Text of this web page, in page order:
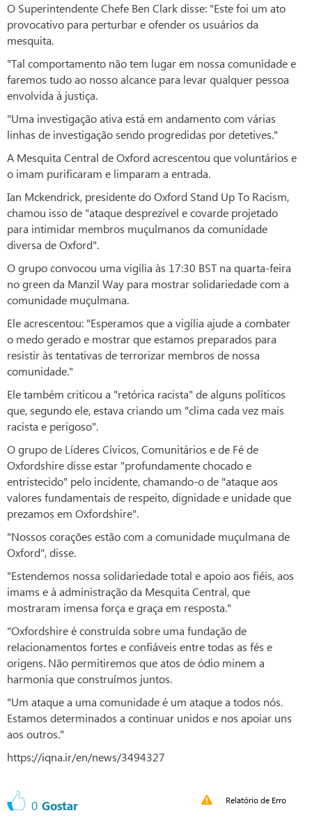
O Superintendente Chefe Ben Clark disse: "Este foi um ato
provocativo para perturbar e ofender os usuários da
mesquita.
"Tal comportamento não tem lugar em nossa comunidade e
faremos tudo ao nosso alcance para levar qualquer pessoa
envolvida à justiça.
"Uma investigação ativa está em andamento com várias
linhas de investigação sendo progredidas por detetives."
A Mesquita Central de Oxford acrescentou que voluntários e
o imam purificaram e limparam a entrada.
Ian Mckendrick, presidente do Oxford Stand Up To Racism,
chamou isso de "ataque desprezível e covarde projetado
para intimidar membros muçulmanos da comunidade
diversa de Oxford".
O grupo convocou uma vigília às 17:30 BST na quarta-feira
no green da Manzil Way para mostrar solidariedade com a
comunidade muçulmana.
Ele acrescentou: "Esperamos que a vigília ajude a combater
o medo gerado e mostrar que estamos preparados para
resistir às tentativas de terrorizar membros de nossa
comunidade."
Ele também criticou a "retórica racista" de alguns políticos
que, segundo ele, estava criando um "clima cada vez mais
racista e perigoso".
O grupo de Líderes Cívicos, Comunitários e de Fé de
Oxfordshire disse estar "profundamente chocado e
entristecido" pelo incidente, chamando-o de "ataque aos
valores fundamentais de respeito, dignidade e unidade que
prezamos em Oxfordshire".
"Nossos corações estão com a comunidade muçulmana de
Oxford", disse.
"Estendemos nossa solidariedade total e apoio aos fiéis, aos
imams e à administração da Mesquita Central, que
mostraram imensa força e graça em resposta."
"Oxfordshire é construída sobre uma fundação de
relacionamentos fortes e confiáveis entre todas as fés e
origens. Não permitiremos que atos de ódio minem a
harmonia que construímos juntos.
"Um ataque a uma comunidade é um ataque a todos nós.
Estamos determinados a continuar unidos e nos apoiar uns
aos outros."
https://iqna.ir/en/news/3494327
0 Gostar Relatório de Erro